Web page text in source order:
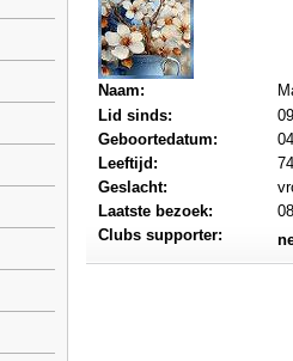
Naam:
Lid sinds:
Geboortedatum:
Leeftijd:
Geslacht:
Laatste bezoek:
Clubs supporter: